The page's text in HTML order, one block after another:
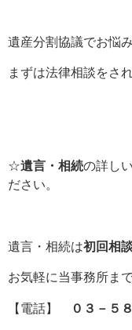
遺産分割協議でお悩み
まずは法律相談をさ
☆遺言・相続の詳し
ださい。
遺言・相続は初回相
お気軽に当事務所ま
【電話】 ０３－５